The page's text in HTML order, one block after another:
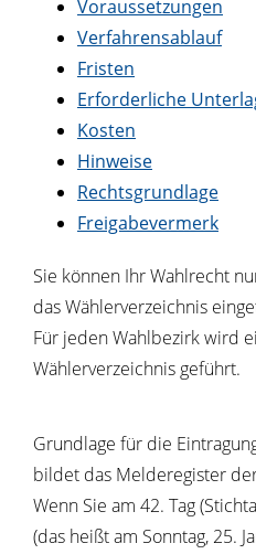
Voraussetzungen
Verfahrensablauf
Fristen
Erforderliche
Kosten
Hinweise
Rechtsgrundlage
Freigabevermerk
Sie können Ihr Wahlrecht
das Wählerverzeichnis
Für jeden Wahlbezirk wird
Wählerverzeichnis geführt.
Grundlage für die
bildet das Melderegister
Wenn Sie am 42. Tag
(das heißt am Sonntag, 25.